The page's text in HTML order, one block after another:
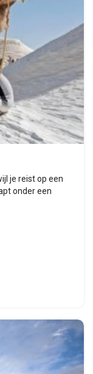
je reist op een
onder een